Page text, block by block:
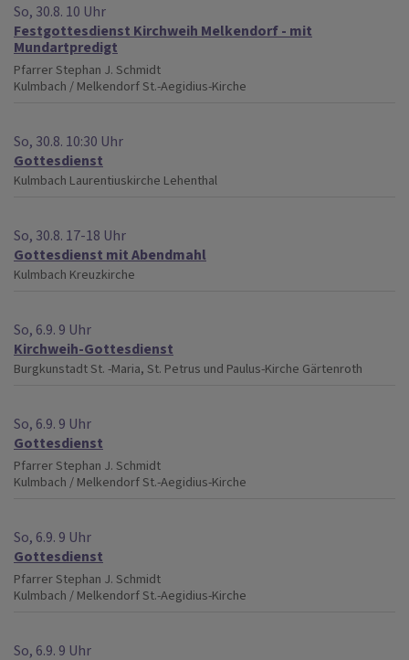
So, 30.8. 10 Uhr
Festgottesdienst Kirchweih Melkendorf - mit
Mundartpredigt
Pfarrer Stephan J. Schmidt
Kulmbach / MelkendorfSt.-Aegidius-Kirche
So, 30.8. 10:30 Uhr
Gottesdienst
Kulmbach Laurentiuskirche Lehenthal
So, 30.8. 17-18 Uhr
Gottesdienst mit Abendmahl
Kulmbach Kreuzkirche
So, 6.9. 9 Uhr
Kirchweih-Gottesdienst
BurgkunstadtSt. -Maria, St. Petrus und Paulus-Kirche Gärtenroth
So, 6.9. 9 Uhr
Gottesdienst
Pfarrer Stephan J. Schmidt
Kulmbach / MelkendorfSt.-Aegidius-Kirche
So, 6.9. 9 Uhr
Gottesdienst
Pfarrer Stephan J. Schmidt
Kulmbach / MelkendorfSt.-Aegidius-Kirche
So, 6.9. 9 Uhr